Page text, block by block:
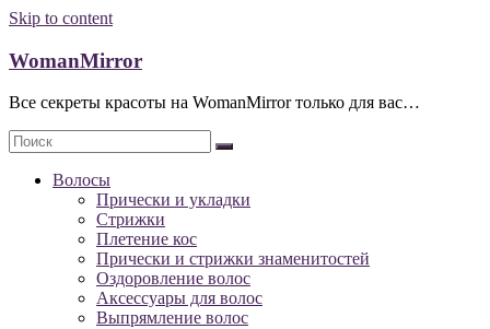
Skip to content
WomanMirror
Все секреты красоты на WomanMirror только для вас…
Волосы
Прически и укладки
Стрижки
Плетение кос
Прически и стрижки знаменитостей
Оздоровление волос
Аксессуары для волос
Выпрямление волос